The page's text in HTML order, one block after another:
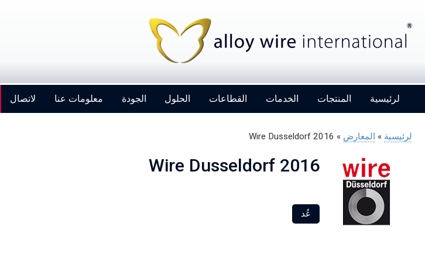
لرئيسية المنتجات الخدمات القطاعات الحلول الجودة معلومات عنا لاتصال
لرئيسية » المعارض »
Wire Dusseldorf 2016
Wire Dusseldorf 2016
عُد
Alloy Wire International to toast its 80th
birthday at Wire 2026